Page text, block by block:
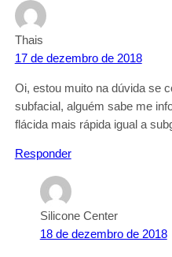
Thais
17 de dezembro de 2018
Oi, estou muito na dúvida se
subfacial, alguém sabe me
flácida mais rápida igual a
Responder
Silicone Center
18 de dezembro de 2018